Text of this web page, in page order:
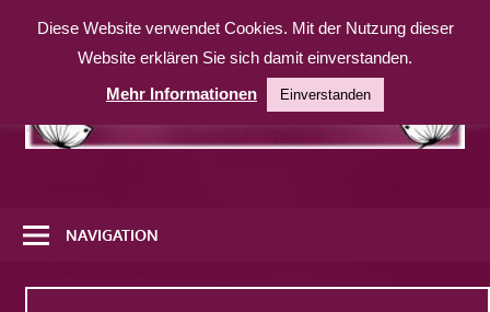
Inhalt
weitere
Website
NAVIGATION
Diese Website verwendet Cookies. Mit der Nutzung dieser
Website erklären Sie sich damit einverstanden.
Mehr Informationen
Einverstanden